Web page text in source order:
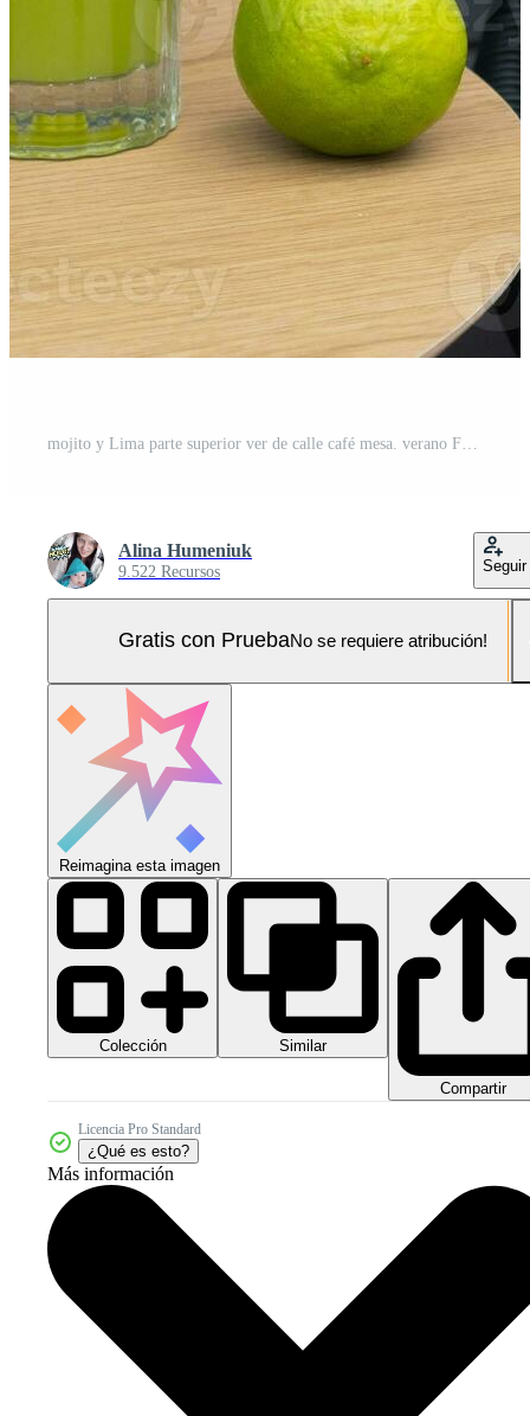
Alina Humeniuk
9.522 Recursos Seguir
Gratis con PruebaNo se requiere atribución!
Reimagina esta imagen
Colección Similar
Compartir
Licencia Pro Standard
¿Qué es esto?
Más información